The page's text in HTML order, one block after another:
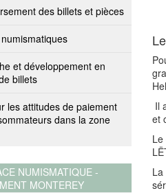
des billets et pièces
et développement en
billets
les attitudes de paiement
dans la zone
NUMISMATIQUE -
MONTEREY
Il
et